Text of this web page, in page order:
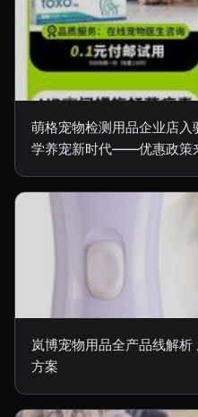
萌格宠物检测用品企业店
学养宠新时代——优惠政策
岚博宠物用品全产品线解
方案